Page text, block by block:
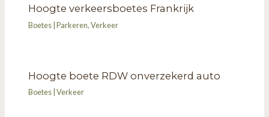
Hoogte verkeersboetes Frankrijk
Boetes |Parkeren,Verkeer
Hoogte boete RDW onverzekerd auto
Boetes |Verkeer